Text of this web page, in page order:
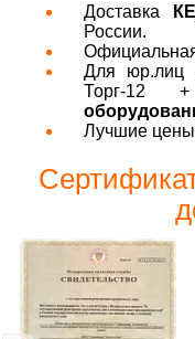
Доставка
России.
Для юр.лиц
Торг-12
Лучшие